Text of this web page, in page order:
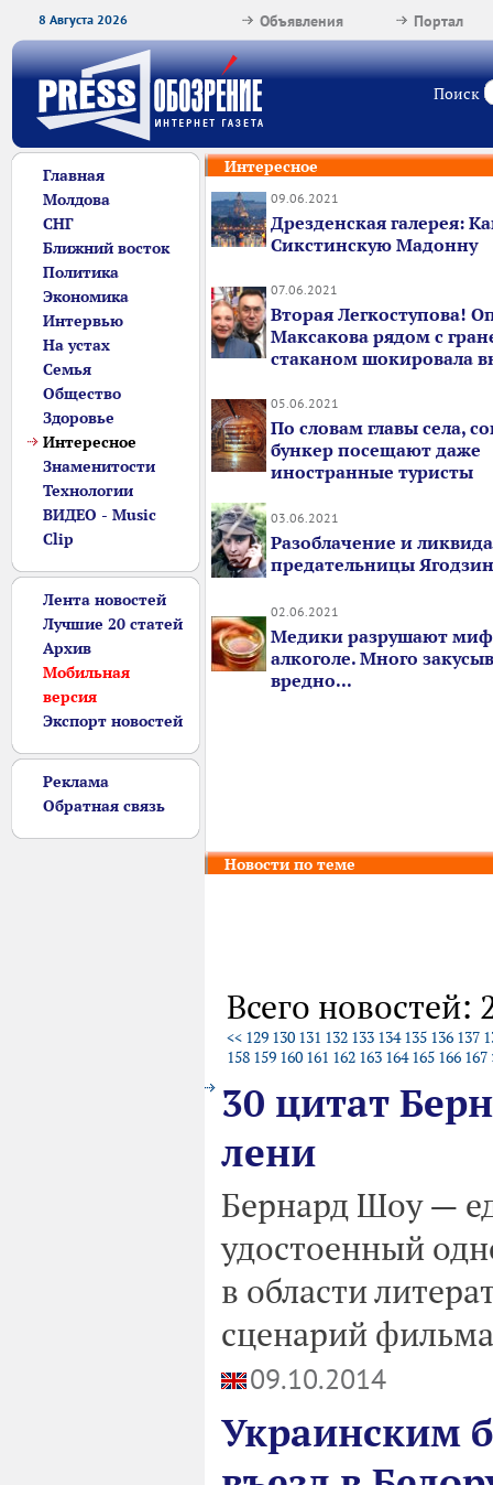
8 Августа 2026 Портал
Объявления
Поиск
Главная
Молдова
СНГ
Ближний восток
Политика
Экономика
Интервью
На устах
Семья
Общество
Здоровье
Интересное
Знаменитости
Технологии
ВИДЕО - Music
Clip
Лента новостей
Лучшие 20 статей
Архив
Мобильная
версия
Экспорт новостей
Реклама
Обратная связь
Интересное
09.06.2021
Дрезденская галерея:
Сикстинскую Мадонну
07.06.2021
Вторая Легкоступова!
Максакова рядом с
стаканом шокировала
05.06.2021
По словам главы села,
бункер посещают даже
иностранные туристы
03.06.2021
Разоблачение и
предательницы
02.06.2021
Медики разрушают
алкоголе. Много
вредно...
Новости по теме
Всего новостей:
<< 129 130 131 132 133 134 135 136 137
158 159 160 161 162 163 164 165 166 167
30 цитат
лени
Бернард Шоу —
удостоенный
в области
сценарий
09.10.2014
Украинским